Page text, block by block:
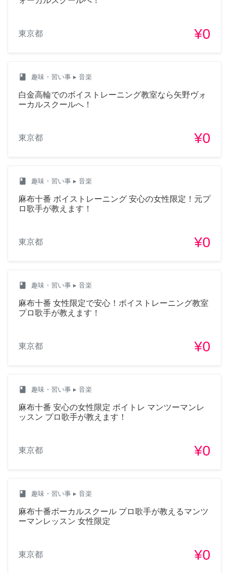
東京都 ¥0
class 趣味・習い事 ▸ 音楽
白金高輪でのボイストレーニング教室なら矢野ヴォ
ーカルスクールへ！
東京都 ¥0
class 趣味・習い事 ▸ 音楽
麻布十番 ボイストレーニング 安心の女性限定！元プ
ロ歌手が教えます！
東京都 ¥0
class 趣味・習い事 ▸ 音楽
麻布十番 女性限定で安心！ボイストレーニング教室
プロ歌手が教えます！
東京都 ¥0
class 趣味・習い事 ▸ 音楽
麻布十番 安心の女性限定 ボイトレ マンツーマンレ
ッスン プロ歌手が教えます！
東京都 ¥0
class 趣味・習い事 ▸ 音楽
麻布十番ボーカルスクール プロ歌手が教えるマンツ
ーマンレッスン 女性限定
東京都 ¥0